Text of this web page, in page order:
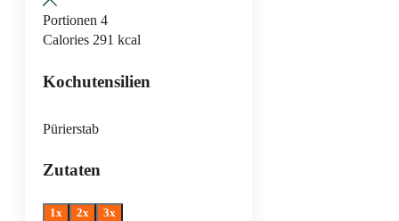
Portionen 4
Calories 291 kcal
Kochutensilien
Pürierstab
Zutaten
1x 2x 3x